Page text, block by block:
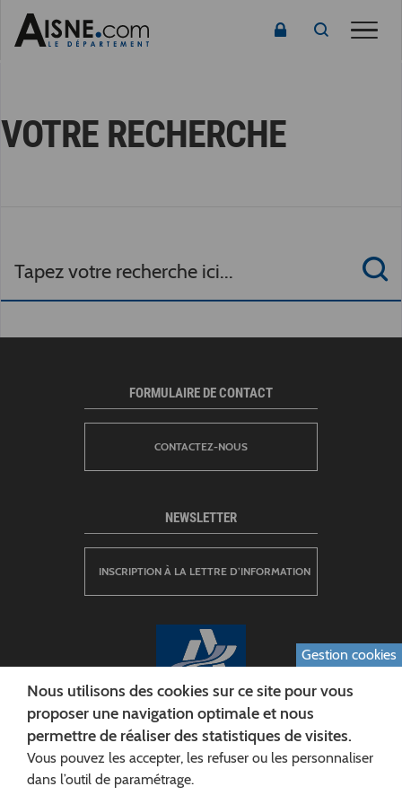
VOTRE RECHERCHE
CONSEIL DÉPARTEMENTAL DE L'AISNE
Siège :
FORMULAIRE DE CONTACT
CONTACTEZ-NOUS
NEWSLETTER
INSCRIPTION À LA LETTRE D’INFORMATION
Gestion cookies
Nous utilisons des cookies sur ce site pour vous
proposer une navigation optimale et nous
permettre de réaliser des statistiques de visites.
Vous pouvez les accepter, les refuser ou les personnaliser
dans l’outil de paramétrage.